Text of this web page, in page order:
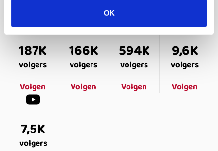
OK
187K
volgers
Volgen
166K
volgers
Volgen
594K
volgers
Volgen
9,6K
volgers
Volgen
7,5K
volgers